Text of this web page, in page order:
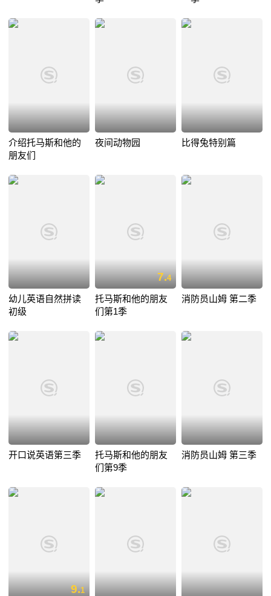
介绍托马斯和他的
朋友们
夜间动物园 比得兔特别篇
幼儿英语自然拼读
初级
7.4
托马斯和他的朋友
们第1季
消防员山姆 第二季
开口说英语第三季
托马斯和他的朋友
们第9季
消防员山姆 第三季
9.1